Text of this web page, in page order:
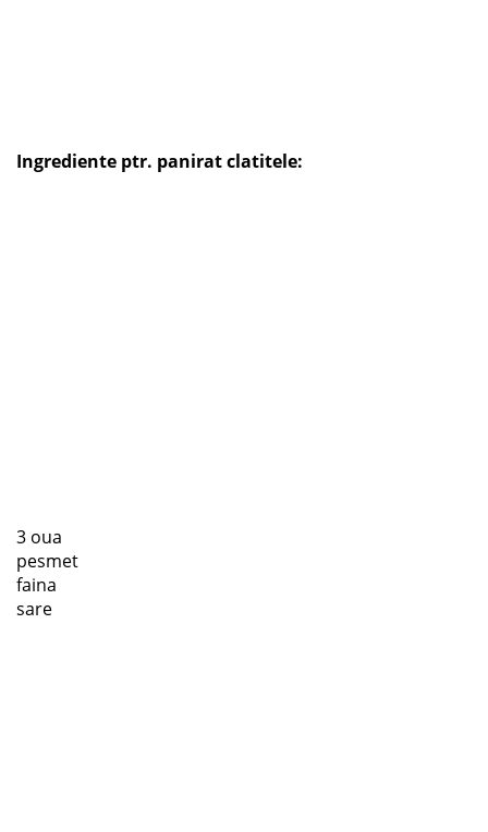
Ingrediente ptr. panirat clatitele:
3 oua
pesmet
faina
sare